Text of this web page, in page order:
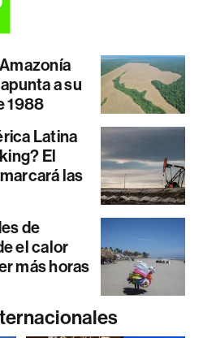
a su
1988
Latina
El
las
de
el calor
más horas